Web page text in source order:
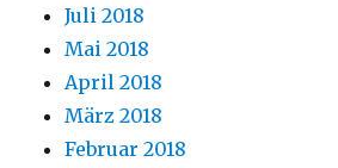
Juli 2018
Mai 2018
April 2018
März 2018
Februar 2018